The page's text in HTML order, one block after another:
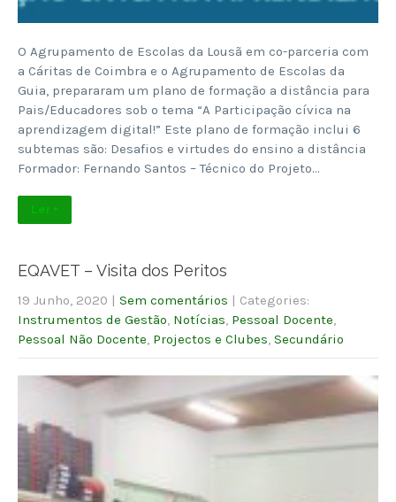
O Agrupamento de Escolas da Lousã em co-parceria com
a Cáritas de Coimbra e o Agrupamento de Escolas da
Guia, prepararam um plano de formação a distância para
Pais/Educadores sob o tema “A Participação cívica na
aprendizagem digital!” Este plano de formação inclui 6
subtemas são: Desafios e virtudes do ensino a distância
Formador: Fernando Santos – Técnico do Projeto…
Ler +
EQAVET – Visita dos Peritos
19 Junho, 2020 | Sem comentários | Categories:
Instrumentos de Gestão Notícias Pessoal Docente
Pessoal Não Docente Projectos e Clubes Secundário